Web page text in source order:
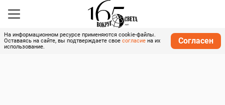
На информационном ресурсе применяются cookie-файлы.
Оставаясь на сайте, вы подтверждаете свое согласие на их
использование.
Согласен